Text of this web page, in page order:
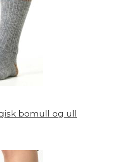
bomull og ull